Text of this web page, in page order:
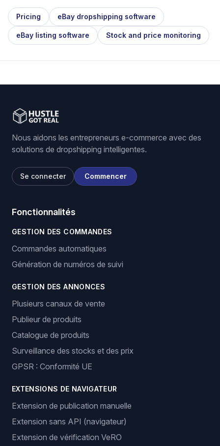
Pricing eBay dropshipping software
eBay listing software Stock and price monitoring
Nous aidons les entrepreneurs e-commerce avec des
solutions de dropshipping intelligentes.
Se connecter Commencer
Fonctionnalités
GESTION DES COMMANDES
Commandes automatiques
Génération de numéros de suivi
GESTION DES ANNONCES
Plusieurs canaux de vente
Publieur de produits
Catalogue de produits
Surveillance des stocks et des prix
GPSR : Conformité UE
EXTENSIONS DE NAVIGATEUR
Extension de publication manuelle
Extension sans API (navigateur)
Extension de vérification VeRO